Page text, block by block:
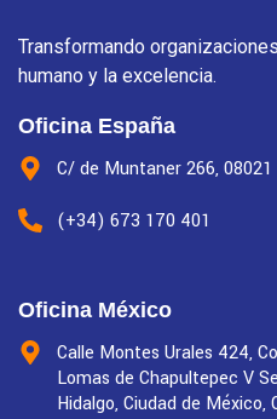
Transformando
humano y la excelencia.
Oficina España
C/ de Muntaner 266, 08021
(+34) 673 170 401
Oficina México
Calle Montes Urales 424,
Lomas de Chapultepec V
Hidalgo, Ciudad de México,